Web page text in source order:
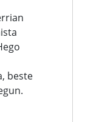
beste